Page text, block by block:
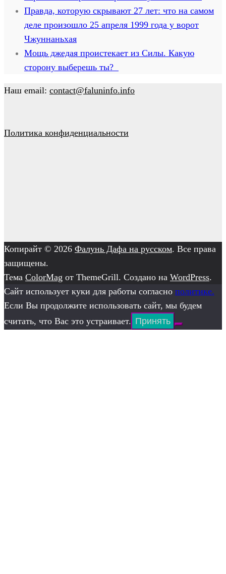
Правда, которую скрывают 27 лет: что на самом
деле произошло 25 апреля 1999 года у ворот
Чжуннаньхая
Мощь джедая проистекает из Силы. Какую
сторону выберешь ты?
Наш email: contact@faluninfo.info
Политика конфиденциальности
Копирайт © 2026 Фалунь Дафа на русском. Все права
защищены.
Тема ColorMag от ThemeGrill. Создано на WordPress.
Сайт использует куки для работы согласно политике.
Если Вы продолжите использовать сайт, мы будем
считать, что Вас это устраивает. Принять